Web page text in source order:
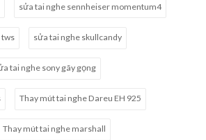
sửa tai nghe sennheiser momentum4
tws sửa tai nghe skullcandy
tai nghe sony gãy gọng
Thay mút tai nghe Dareu EH 925
Thay mút tai nghe marshall